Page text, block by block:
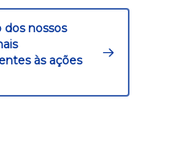
dos nossos
às ações